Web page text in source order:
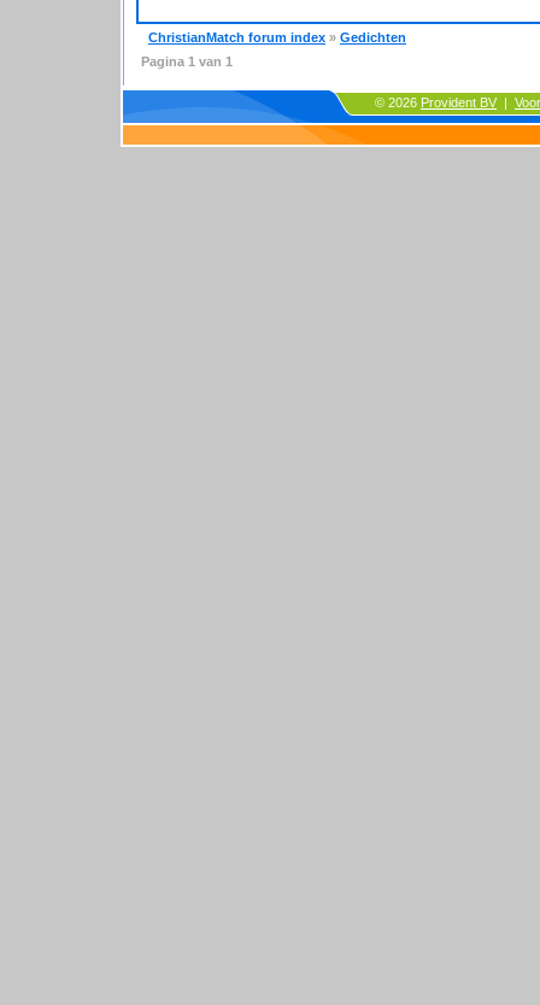
ChristianMatch forum index » Gedichten
Pagina 1 van 1
© 2026 Provident BV |